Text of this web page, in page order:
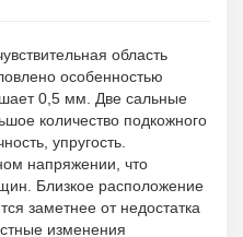
область
особенностью
0,5 мм. Две сальные
количество подкожного
упругость.
напряжении, что
Близкое расположение
заметнее от недостатка
изменения